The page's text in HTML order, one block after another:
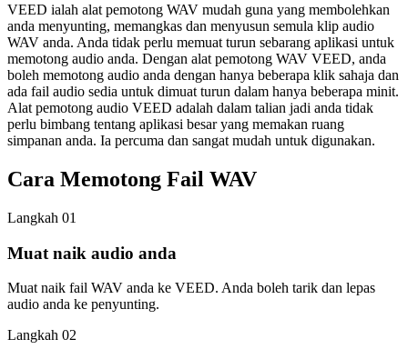
VEED ialah alat pemotong WAV mudah guna yang membolehkan
anda menyunting, memangkas dan menyusun semula klip audio
WAV anda. Anda tidak perlu memuat turun sebarang aplikasi untuk
memotong audio anda. Dengan alat pemotong WAV VEED, anda
boleh memotong audio anda dengan hanya beberapa klik sahaja dan
ada fail audio sedia untuk dimuat turun dalam hanya beberapa minit.
Alat pemotong audio VEED adalah dalam talian jadi anda tidak
perlu bimbang tentang aplikasi besar yang memakan ruang
simpanan anda. Ia percuma dan sangat mudah untuk digunakan.
Cara Memotong Fail WAV
Langkah 01
Muat naik audio anda
Muat naik fail WAV anda ke VEED. Anda boleh tarik dan lepas
audio anda ke penyunting.
Langkah 02